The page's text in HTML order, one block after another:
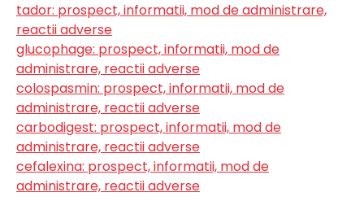
tador: prospect, informatii, mod de administrare,
reactii adverse
glucophage: prospect, informatii, mod de
administrare, reactii adverse
colospasmin: prospect, informatii, mod de
administrare, reactii adverse
carbodigest: prospect, informatii, mod de
administrare, reactii adverse
cefalexina: prospect, informatii, mod de
administrare, reactii adverse